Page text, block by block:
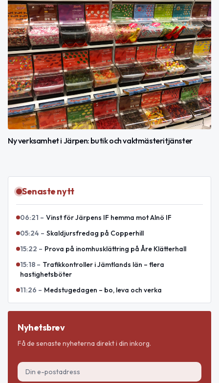
Ny verksamhet i Järpen: butik och vaktmästeritjänster
Senaste nytt
06:21 – Vinst för Järpens IF hemma mot Alnö IF
05:24 – Skaldjursfredag på Copperhill
15:22 – Prova på inomhusklättring på Åre Klätterhall
15:18 – Trafikkontroller i Jämtlands län – flera
hastighetsböter
11:26 – Medstugedagen – bo, leva och verka
Nyhetsbrev
Få de senaste nyheterna direkt i din inkorg.